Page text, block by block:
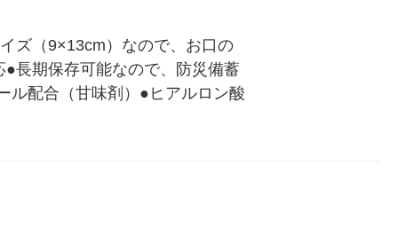
ズ（9×13cm）なので、お口の
長期保存可能なので、防災備蓄
ル配合（甘味剤）●ヒアルロン酸